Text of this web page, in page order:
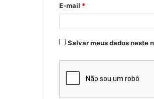
*
E-mail *
Salvar meus dados neste